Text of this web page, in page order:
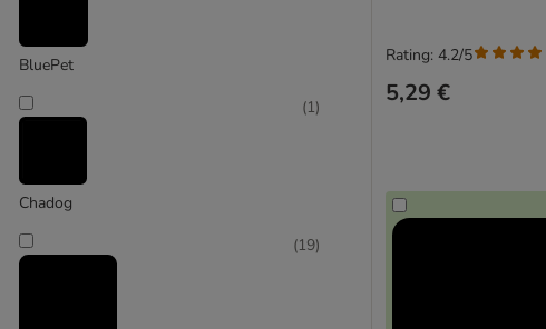
BluePet
Chadog
(1)
(19)
5,29 €
Rating: 4.2/5